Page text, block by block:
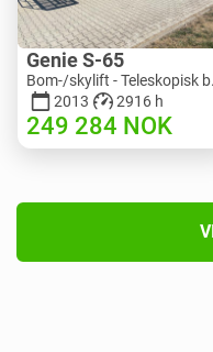
Genie S-65
Bom-/
2013
2916 h
249 284 NOK